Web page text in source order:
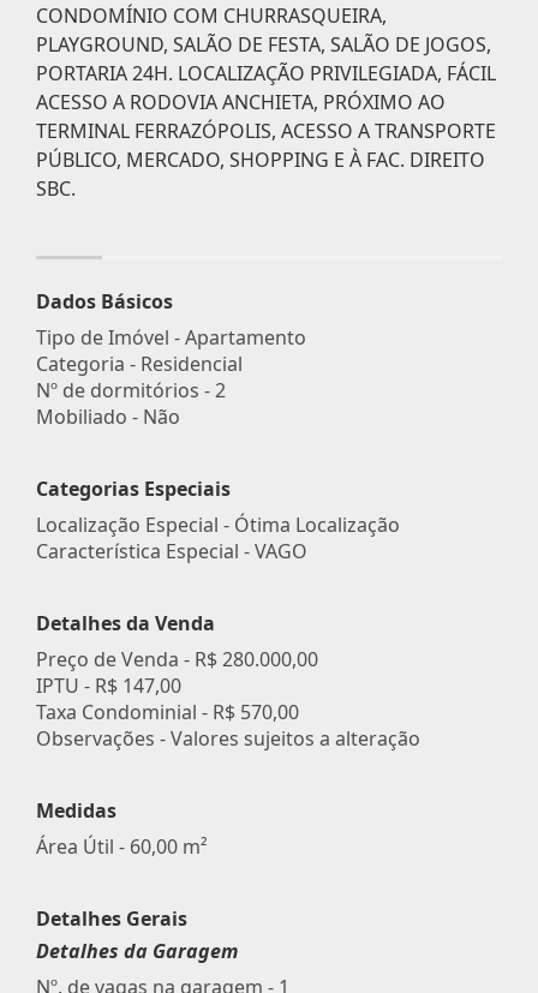
CONDOMÍNIO COM CHURRASQUEIRA,
PLAYGROUND, SALÃO DE FESTA, SALÃO DE JOGOS,
PORTARIA 24H. LOCALIZAÇÃO PRIVILEGIADA, FÁCIL
ACESSO A RODOVIA ANCHIETA, PRÓXIMO AO
TERMINAL FERRAZÓPOLIS, ACESSO A TRANSPORTE
PÚBLICO, MERCADO, SHOPPING E À FAC. DIREITO
SBC.
Dados Básicos
Tipo de Imóvel - Apartamento
Categoria - Residencial
Nº de dormitórios - 2
Mobiliado - Não
Categorias Especiais
Localização Especial - Ótima Localização
Característica Especial - VAGO
Detalhes da Venda
Preço de Venda - R$ 280.000,00
IPTU - R$ 147,00
Taxa Condominial - R$ 570,00
Observações - Valores sujeitos a alteração
Medidas
Área Útil - 60,00 m²
Detalhes Gerais
Detalhes da Garagem
Nº. de vagas na garagem - 1